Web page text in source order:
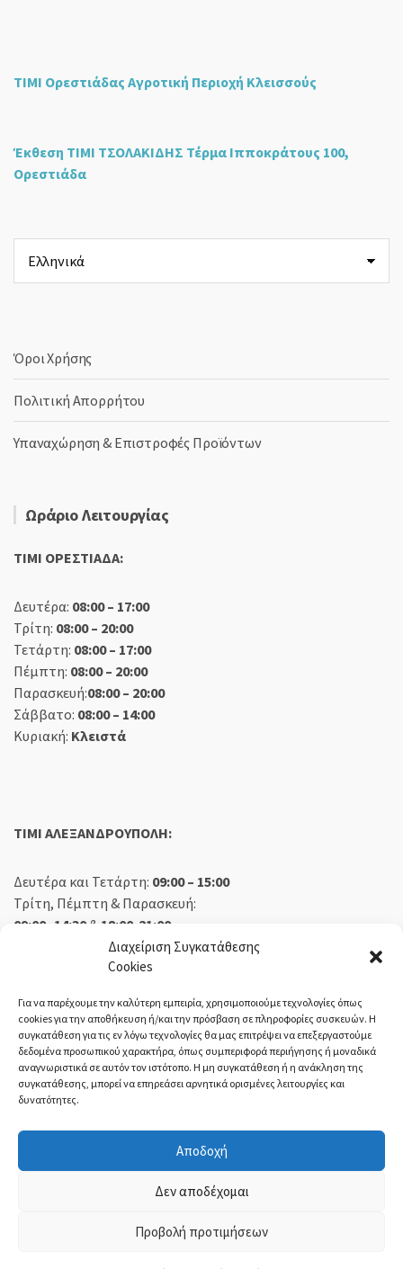
Διαχείριση Συγκατάθεσης
Cookies
Για να παρέχουμε την καλύτερη εμπειρία, χρησιμοποιούμε τεχνολογίες όπως
cookies για την αποθήκευση ή/και την πρόσβαση σε πληροφορίες συσκευών. Η
συγκατάθεση για τις εν λόγω τεχνολογίες θα μας επιτρέψει να επεξεργαστούμε
δεδομένα προσωπικού χαρακτήρα, όπως συμπεριφορά περιήγησης ή μοναδικά
αναγνωριστικά σε αυτόν τον ιστότοπο. Η μη συγκατάθεση ή η ανάκληση της
συγκατάθεσης, μπορεί να επηρεάσει αρνητικά ορισμένες λειτουργίες και
δυνατότητες.
Αποδοχή
Δεν αποδέχομαι
Προβολή προτιμήσεων
ΤΙΜΙ Ορεστιάδας Αγροτική Περιοχή Κλεισσούς
Έκθεση ΤΙΜΙ ΤΣΟΛΑΚΙΔΗΣ Τέρμα Ιπποκράτους 100,
Ορεστιάδα
μια
γλώσσα
Όροι Χρήσης
Πολιτική Απορρήτου
Υπαναχώρηση & Επιστροφές Προϊόντων
Ωράριο Λειτουργίας
TIMI ΟΡΕΣΤΙΑΔΑ:
Δευτέρα: 08:00 – 17:00
Τρίτη: 08:00 – 20:00
Τετάρτη: 08:00 – 17:00
Πέμπτη: 08:00 – 20:00
Παρασκευή:08:00 – 20:00
Σάββατο: 08:00 – 14:00
Κυριακή: Κλειστά
TIMI ΑΛΕΞΑΝΔΡΟΥΠΟΛΗ:
Δευτέρα και Τετάρτη: 09:00 – 15:00
Τρίτη, Πέμπτη & Παρασκευή:
09:00 -14:30 & 18:00-21:00
09:00 – 14:30
Κλειστά
ΕΚΘΕΣΗ ΟΡΕΣΤΙΑΔΑ:
Τρίτη, Πέμπτη, Παρασκευή:08:30 – 14:00 & 18:00 – 21:00
ΤΙ-ΜΙ Τσολακίδης - ©2021 | ΓΕΜΗ: